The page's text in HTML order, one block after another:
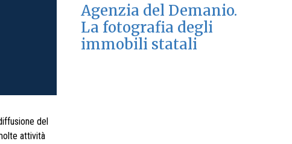
del
attività
Agenzia del Demanio.
La fotografia degli
immobili statali